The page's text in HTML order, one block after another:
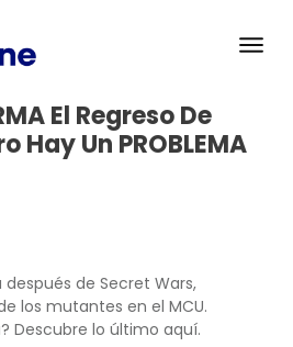
El Regreso De
Hay Un PROBLEMA
de Secret Wars,
los mutantes en el MCU.
Descubre lo último aquí.